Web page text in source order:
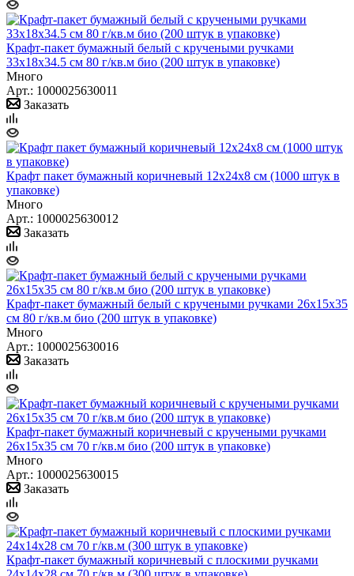
Крафт-пакет бумажный белый с кручеными ручками
33х18х34.5 см 80 г/кв.м био (200 штук в упаковке)
Много
Арт.: 1000025630011
Заказать
Крафт пакет бумажный коричневый 12х24х8 см (1000 штук в
упаковке)
Много
Арт.: 1000025630012
Заказать
Крафт-пакет бумажный белый с кручеными ручками 26x15x35
см 80 г/кв.м био (200 штук в упаковке)
Много
Арт.: 1000025630016
Заказать
Крафт-пакет бумажный коричневый с кручеными ручками
26x15x35 см 70 г/кв.м био (200 штук в упаковке)
Много
Арт.: 1000025630015
Заказать
Крафт-пакет бумажный коричневый с плоскими ручками